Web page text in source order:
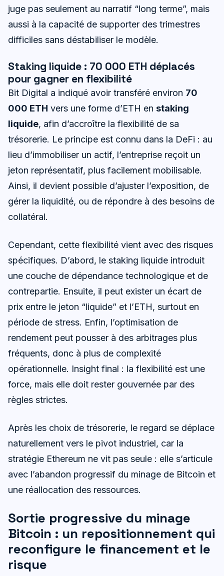
juge pas seulement au narratif “long terme”, mais
aussi à la capacité de supporter des trimestres
difficiles sans déstabiliser le modèle.
Staking liquide : 70 000 ETH déplacés
pour gagner en flexibilité
Bit Digital a indiqué avoir transféré environ 70
000 ETH vers une forme d’ETH en staking
liquide, afin d’accroître la flexibilité de sa
trésorerie. Le principe est connu dans la DeFi : au
lieu d’immobiliser un actif, l’entreprise reçoit un
jeton représentatif, plus facilement mobilisable.
Ainsi, il devient possible d’ajuster l’exposition, de
gérer la liquidité, ou de répondre à des besoins de
collatéral.
Cependant, cette flexibilité vient avec des risques
spécifiques. D’abord, le staking liquide introduit
une couche de dépendance technologique et de
contrepartie. Ensuite, il peut exister un écart de
prix entre le jeton “liquide” et l’ETH, surtout en
période de stress. Enfin, l’optimisation de
rendement peut pousser à des arbitrages plus
fréquents, donc à plus de complexité
opérationnelle. Insight final : la flexibilité est une
force, mais elle doit rester gouvernée par des
règles strictes.
Après les choix de trésorerie, le regard se déplace
naturellement vers le pivot industriel, car la
stratégie Ethereum ne vit pas seule : elle s’articule
avec l’abandon progressif du minage de Bitcoin et
une réallocation des ressources.
Sortie progressive du minage
Bitcoin : un repositionnement qui
reconfigure le financement et le
risque